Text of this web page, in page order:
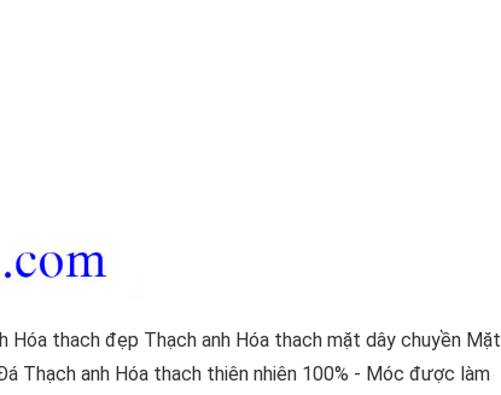
thach đẹp Thạch anh Hóa thach mặt dây chuyền Mặt
Thạch anh Hóa thach thiên nhiên 100% - Móc được làm